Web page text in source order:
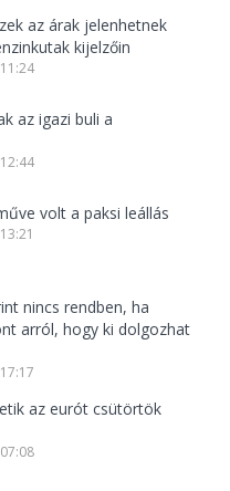
az árak jelenhetnek
kijelzőin
az igazi buli a
volt a paksi leállás
nincs rendben, ha
arról, hogy ki dolgozhat
az eurót csütörtök